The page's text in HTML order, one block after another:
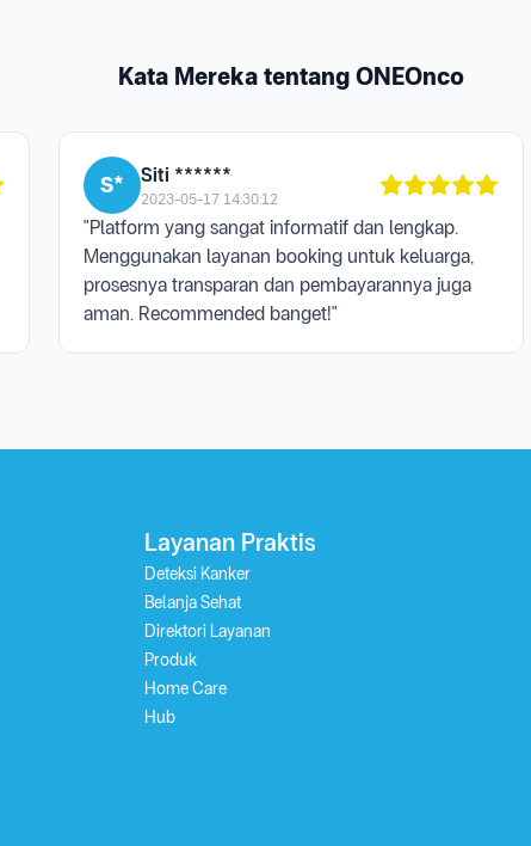
Kata Mereka tentang ONEOnco
S* Siti ******
2023-05-17 14:30:12
"Platform yang sangat informatif dan lengkap.
Menggunakan layanan booking untuk keluarga,
prosesnya transparan dan pembayarannya juga
aman. Recommended banget!"
Layanan Praktis
Deteksi Kanker
Belanja Sehat
Direktori Layanan
Produk
Home Care
Hub